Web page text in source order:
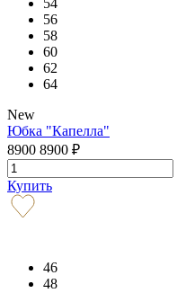
56
58
60
62
64
New
Юбка "Капелла"
8900 8900 ₽
Купить
46
48